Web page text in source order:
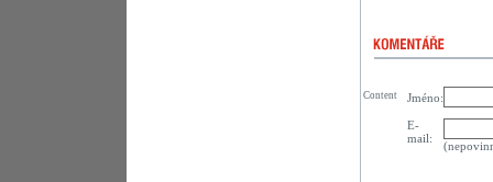
Jméno:
E-
mail:
Content